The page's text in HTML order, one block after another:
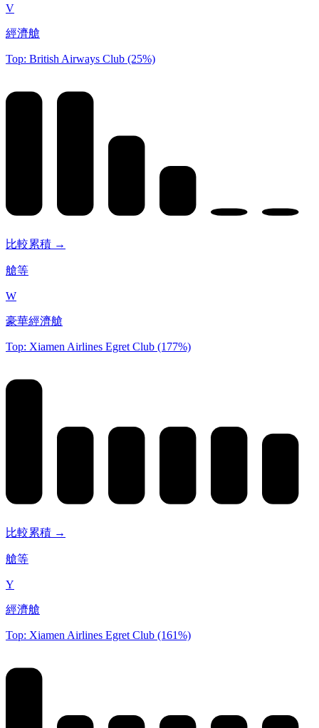
V
經濟艙
Top: British Airways Club (25%)
比較累積 →
艙等
W
豪華經濟艙
Top: Xiamen Airlines Egret Club (177%)
比較累積 →
艙等
Y
經濟艙
Top: Xiamen Airlines Egret Club (161%)